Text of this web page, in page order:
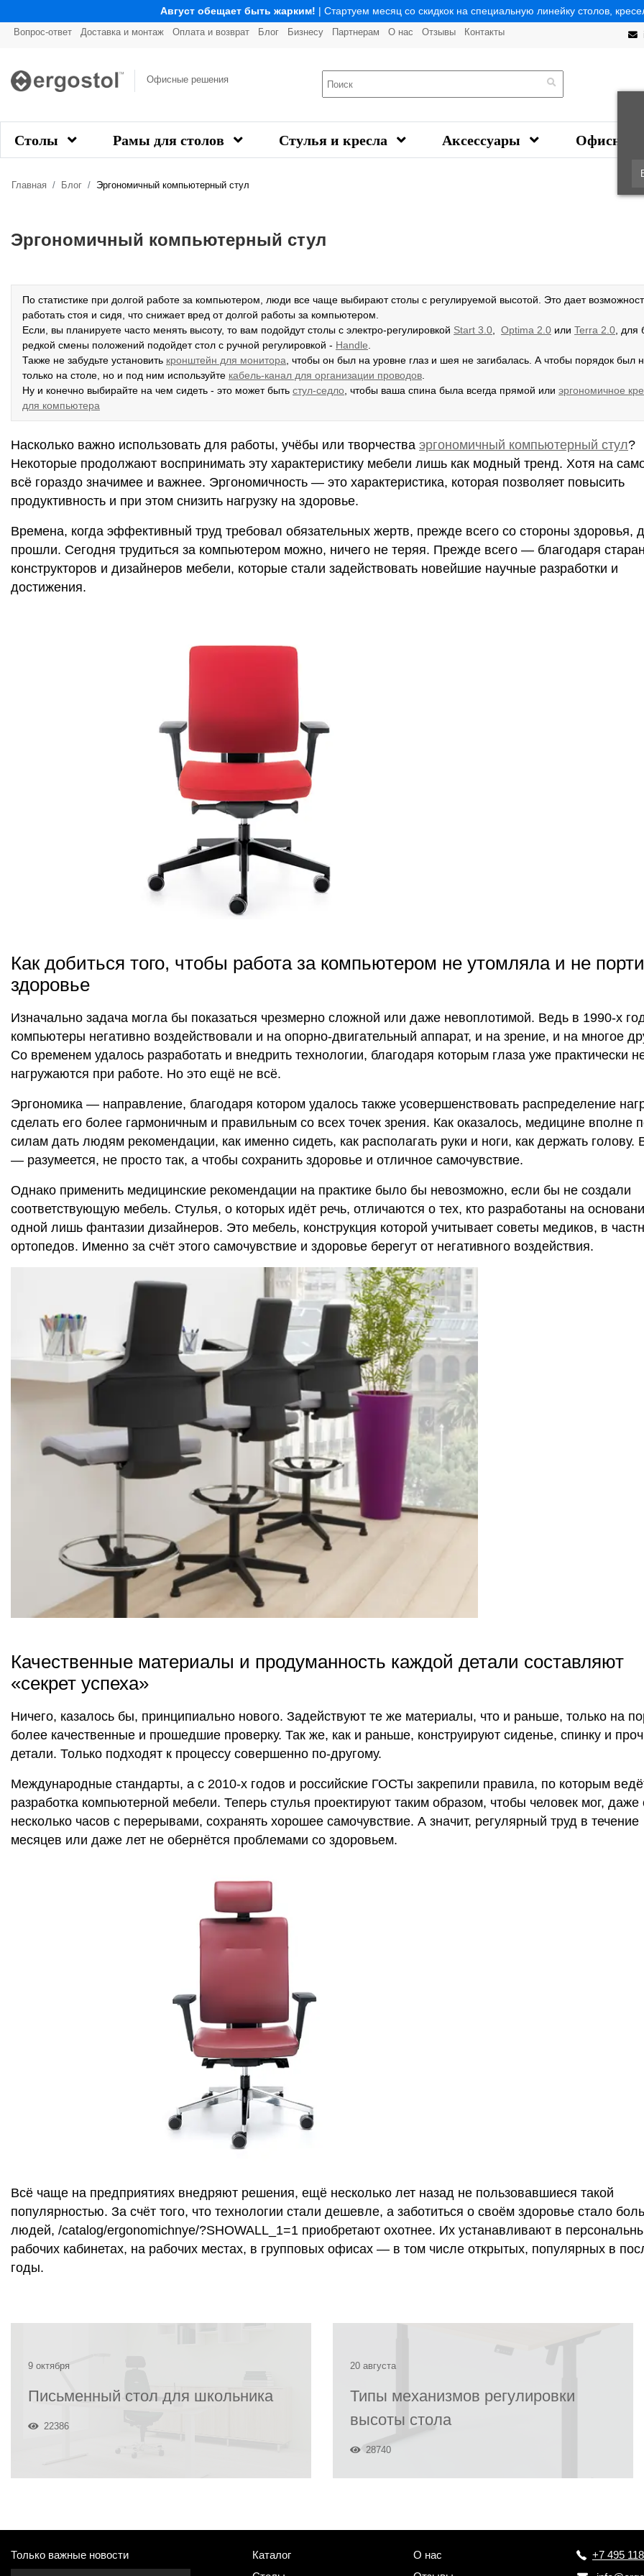
Август обещает быть жарким! | Стартуем месяц со скидкок на специальную линейку столов,
Вопрос-ответ Доставка и монтаж Оплата и возврат Блог Бизнесу Партнерам О нас Отзывы Контакты
Офисные решения
Столы Рамы для столов Стулья и кресла Аксессуары Офисная
Главная Блог Эргономичный компьютерный стул
Эргономичный компьютерный стул
По статистике при долгой работе за компьютером, люди все чаще выбирают столы с регулируемой высотой. Это дает
работать стоя и сидя, что снижает вред от долгой работы за компьютером.
Если, вы планируете часто менять высоту, то вам подойдут столы с электро-регулировкой Start 3.0 Optima 2.0 или Terra 2.0 , для
редкой смены положений подойдет стол с ручной регулировкой - Handle
Также не забудьте установить кронштейн для монитора , чтобы он был на уровне глаз и шея не загибалась. А чтобы порядок был
только на столе, но и под ним используйте кабель-канал для организации проводов
Ну и конечно выбирайте на чем сидеть - это может быть стул-седло , чтобы ваша спина была всегда прямой или эргономичное
для компьютера
Насколько важно использовать для работы, учёбы или творчества эргономичный компьютерный стул?
Некоторые продолжают воспринимать эту характеристику мебели лишь как модный тренд. Хотя на
всё гораздо значимее и важнее. Эргономичность — это характеристика, которая позволяет повысить
продуктивность и при этом снизить нагрузку на здоровье.
Времена, когда эффективный труд требовал обязательных жертв, прежде всего со стороны здоровья,
прошли. Сегодня трудиться за компьютером можно, ничего не теряя. Прежде всего — благодаря
конструкторов и дизайнеров мебели, которые стали задействовать новейшие научные разработки и
достижения.
Как добиться того, чтобы работа за компьютером не утомляла и не
здоровье
Изначально задача могла бы показаться чрезмерно сложной или даже невоплотимой. Ведь в 1990-х
компьютеры негативно воздействовали и на опорно-двигательный аппарат, и на зрение, и на многое
Со временем удалось разработать и внедрить технологии, благодаря которым глаза уже практически
нагружаются при работе. Но это ещё не всё.
Эргономика — направление, благодаря котором удалось также усовершенствовать распределение
сделать его более гармоничным и правильным со всех точек зрения. Как оказалось, медицине вполне
силам дать людям рекомендации, как именно сидеть, как располагать руки и ноги, как держать голову.
— разумеется, не просто так, а чтобы сохранить здоровье и отличное самочувствие.
Однако применить медицинские рекомендации на практике было бы невозможно, если бы не создали
соответствующую мебель. Стулья, о которых идёт речь, отличаются о тех, кто разработаны на
одной лишь фантазии дизайнеров. Это мебель, конструкция которой учитывает советы медиков, в
ортопедов. Именно за счёт этого самочувствие и здоровье берегут от негативного воздействия.
Качественные материалы и продуманность каждой детали составляют
«секрет успеха»
Ничего, казалось бы, принципиально нового. Задействуют те же материалы, что и раньше, только на
более качественные и прошедшие проверку. Так же, как и раньше, конструируют сиденье, спинку и
детали. Только подходят к процессу совершенно по-другому.
Международные стандарты, а с 2010-х годов и российские ГОСТы закрепили правила, по которым
разработка компьютерной мебели. Теперь стулья проектируют таким образом, чтобы человек мог, даже
несколько часов с перерывами, сохранять хорошее самочувствие. А значит, регулярный труд в течение
месяцев или даже лет не обернётся проблемами со здоровьем.
Всё чаще на предприятиях внедряют решения, ещё несколько лет назад не пользовавшиеся такой
популярностью. За счёт того, что технологии стали дешевле, а заботиться о своём здоровье стало
людей, /catalog/ergonomichnye/?SHOWALL_1=1 приобретают охотнее. Их устанавливают в
рабочих кабинетах, на рабочих местах, в групповых офисах — в том числе открытых, популярных в
годы.
9 октября
Письменный стол для школьника
22386
20 августа
Типы механизмов регулировки
высоты стола
28740
Только важные новости
Каталог
О нас
+7 495